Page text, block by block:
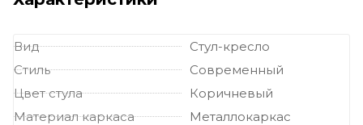
Вид
Стул-кресло
Стиль
Современный
Цвет стула
Коричневый
Материал каркаса
Металлокаркас